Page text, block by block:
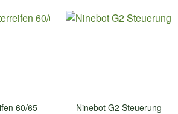
60/65-
Ninebot G2 Steuerung